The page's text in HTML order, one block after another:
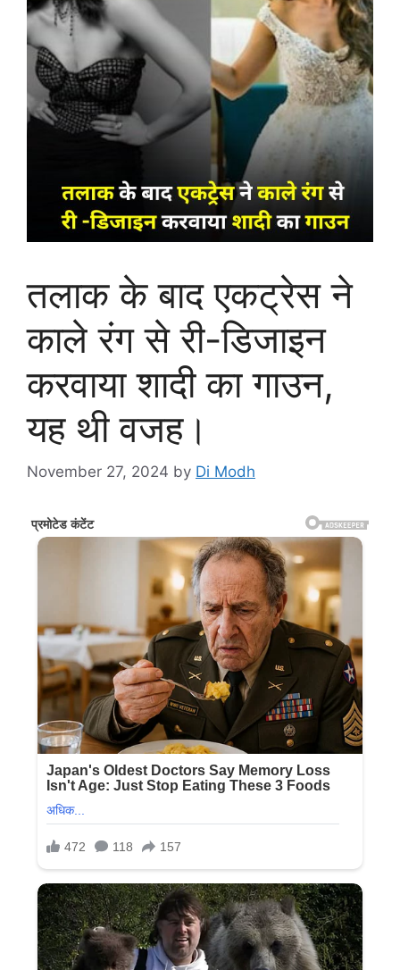
तलाक के बाद एकट्रेस ने
काले रंग से री-डिजाइन
करवाया शादी का गाउन,
यह थी वजह।
November 27, 2024 by Di Modh